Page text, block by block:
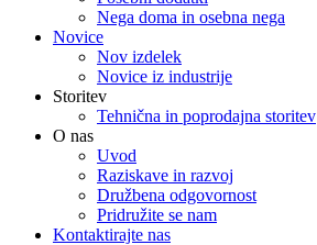
Nega doma in osebna nega
Novice
Nov izdelek
Novice iz industrije
Storitev
Tehnična in poprodajna storitev
O nas
Uvod
Raziskave in razvoj
Družbena odgovornost
Pridružite se nam
Kontaktirajte nas